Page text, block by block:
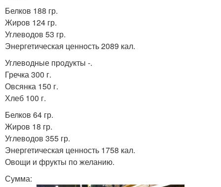
Белков 188 гр.
Жиров 124 гр.
Углеводов 53 гр.
Энергетическая ценность 2089 кал.
Углеводные продукты -.
Гречка 300 г.
Овсянка 150 г.
Хлеб 100 г.
Белков 64 гр.
Жиров 18 гр.
Углеводов 355 гр.
Энергетическая ценность 1758 кал.
Овощи и фрукты по желанию.
Сумма: